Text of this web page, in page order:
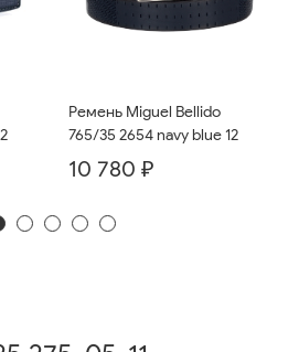
Ремень Miguel Bellido
765/35 2654 navy blue 12
10 780 ₽